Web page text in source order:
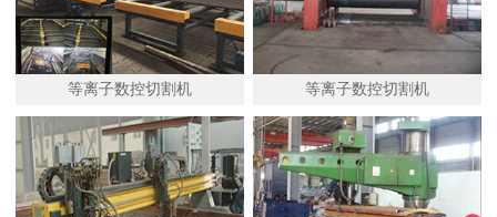
等离子数控切割机 等离子数控切割机